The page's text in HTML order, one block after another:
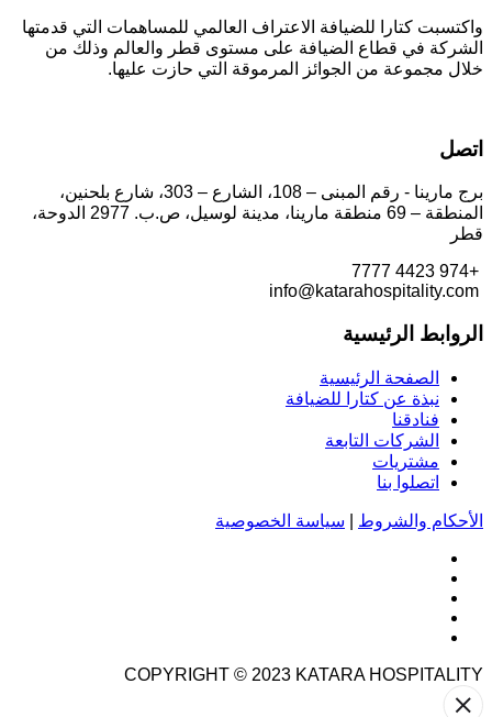
واكتسبت كتارا للضيافة الاعتراف العالمي للمساهمات التي قدمتها
الشركة في قطاع الضيافة على مستوى قطر والعالم وذلك من
خلال مجموعة من الجوائز المرموقة التي حازت عليها.
اتصل
برج مارينا - رقم المبنى – 108، الشارع – 303، شارع بلحنين،
المنطقة – 69 منطقة مارينا، مدينة لوسيل، ص.ب. 2977 الدوحة،
قطر
+974 4423 7777
info@katarahospitality.com
الروابط الرئيسية
الصفحة الرئيسية
نبذة عن كتارا للضيافة
فنادقنا
الشركات التابعة
مشتريات
اتصلوا بنا
الأحكام والشروط سياسة الخصوصية
COPYRIGHT © 2023 KATARA HOSPITALITY